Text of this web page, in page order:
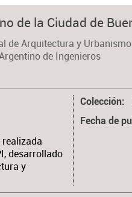
de la Ciudad de
de Arquitectura y
de Ingenieros
desarrollado
y
Colección
Fecha de